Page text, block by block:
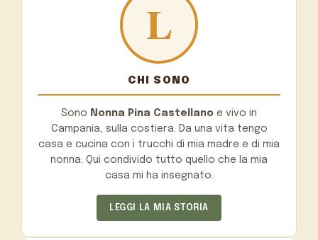
CHI SONO
Sono Nonna Pina Castellano e vivo in
Campania, sulla costiera. Da una vita tengo
casa e cucina con i trucchi di mia madre e di mia
nonna. Qui condivido tutto quello che la mia
casa mi ha insegnato.
LEGGI LA MIA STORIA